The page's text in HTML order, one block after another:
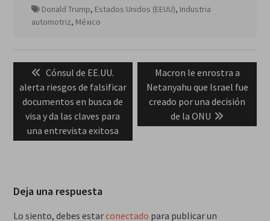
Donald Trump, Estados Unidos (EEUU), Industria
automotriz, México
Navegación
entradas
Previous
post:
Cónsul de EE.UU.
alerta riesgos de falsificar
documentos en busca de
visa y da las claves para
una entrevista exitosa
Next
post:
Macron le enrostra a
Netanyahu que Israel fue
creado por una decisión
de la ONU
Deja una respuesta
Lo siento, debes estarconectado para publicar un